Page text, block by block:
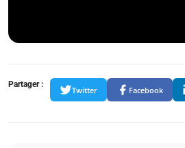
Partager :
Twitter Facebook